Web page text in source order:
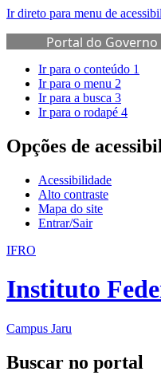
Ir direto para menu de
Portal do
Ir para o conteúdo 1
Ir para o menu 2
Ir para a busca 3
Ir para o rodapé 4
Opções de
Acessibilidade
Alto contraste
Mapa do site
Entrar/Sair
IFRO
Instituto
Campus Jaru
Buscar no portal